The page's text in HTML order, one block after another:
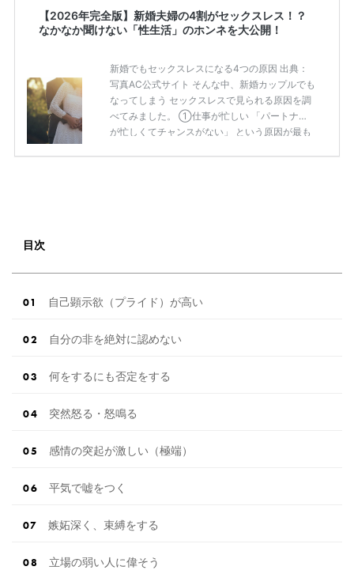
【2026年完全版】新婚夫婦の4割がセックスレス！？
なかなか聞けない「性生活」のホンネを大公開！
新婚でもセックスレスになる4つの原因 出典：
写真AC公式サイト そんな中、新婚カップルでも
なってしまう セックスレスで見られる原因を調
べてみました。 ①仕事が忙しい 「パートナー
が忙しくてチャンスがない」 という原因が最も
活パターンが合わないと、 […]続きを読む
目次
自己顕示欲（プライド）が高い
自分の非を絶対に認めない
何をするにも否定をする
突然怒る・怒鳴る
感情の突起が激しい（極端）
平気で嘘をつく
嫉妬深く、束縛をする
立場の弱い人に偉そう